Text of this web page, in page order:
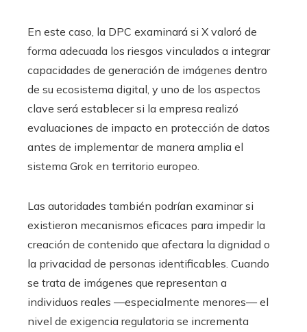
En este caso, la DPC examinará si X valoró de
forma adecuada los riesgos vinculados a integrar
capacidades de generación de imágenes dentro
de su ecosistema digital, y uno de los aspectos
clave será establecer si la empresa realizó
evaluaciones de impacto en protección de datos
antes de implementar de manera amplia el
sistema Grok en territorio europeo.
Las autoridades también podrían examinar si
existieron mecanismos eficaces para impedir la
creación de contenido que afectara la dignidad o
la privacidad de personas identificables. Cuando
se trata de imágenes que representan a
individuos reales —especialmente menores— el
nivel de exigencia regulatoria se incrementa